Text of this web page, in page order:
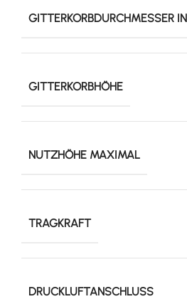
GITTERKORBDURCHMESSER
GITTERKORBHÖHE
NUTZHÖHE MAXIMAL
TRAGKRAFT
DRUCKLUFTANSCHLUSS